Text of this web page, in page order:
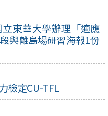
東華大學辦理「適應
與離島場研習海報1份
檢定CU-TFL